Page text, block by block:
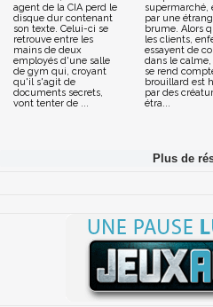
agent de la CIA perd le
disque dur contenant
son texte. Celui-ci se
retrouve entre les
mains de deux
employés d'une salle
de gym qui, croyant
qu'il s'agit de
documents secrets,
vont tenter de ...
supermarché,
par une
brume. Alors
les clients,
essayent de
dans le
se rend
brouillard est
par des
étra...